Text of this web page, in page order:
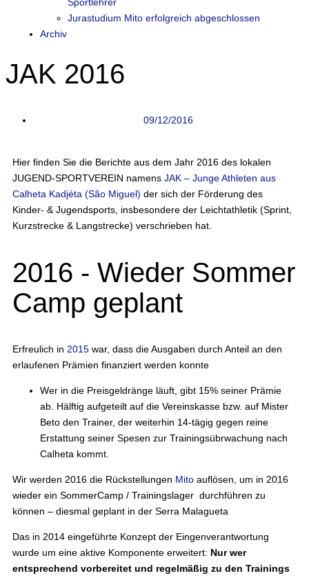
Jurastudium Mito erfolgreich abgeschlossen
Archiv
JAK 2016
09/12/2016
Hier finden Sie die Berichte aus dem Jahr 2016 des lokalen
JUGEND-SPORTVEREIN namens JAK – Junge Athleten aus
Calheta Kadjéta (São Miguel) der sich der Förderung des
Kinder- & Jugendsports, insbesondere der Leichtathletik (Sprint,
Kurzstrecke & Langstrecke) verschrieben hat.
2016 - Wieder Sommer
Camp geplant
Erfreulich in 2015 war, dass die Ausgaben durch Anteil an den
erlaufenen Prämien finanziert werden konnte
Wer in die Preisgeldränge läuft, gibt 15% seiner Prämie
ab. Hälftig aufgeteilt auf die Vereinskasse bzw. auf Mister
Beto den Trainer, der weiterhin 14-tägig gegen reine
Erstattung seiner Spesen zur Trainingsübrwachung nach
Calheta kommt.
Wir werden 2016 die Rückstellungen Mito auflösen, um in 2016
wieder ein SommerCamp / Trainingslager durchführen zu
können – diesmal geplant in der Serra Malagueta
Das in 2014 eingeführte Konzept der Eingenverantwortung
wurde um eine aktive Komponente erweitert: Nur wer
entsprechend vorbereitet und regelmäßig zu den Trainings